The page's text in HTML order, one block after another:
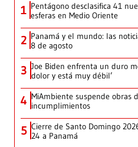
1 Pentágono desclasifica 41
esferas en Medio Oriente
2 Panamá y el mundo: las
8 de agosto
3 Joe Biden enfrenta un duro
dolor y está muy débil’
4 MiAmbiente suspende obras
incumplimientos
5 Cierre de Santo Domingo
24 a Panamá